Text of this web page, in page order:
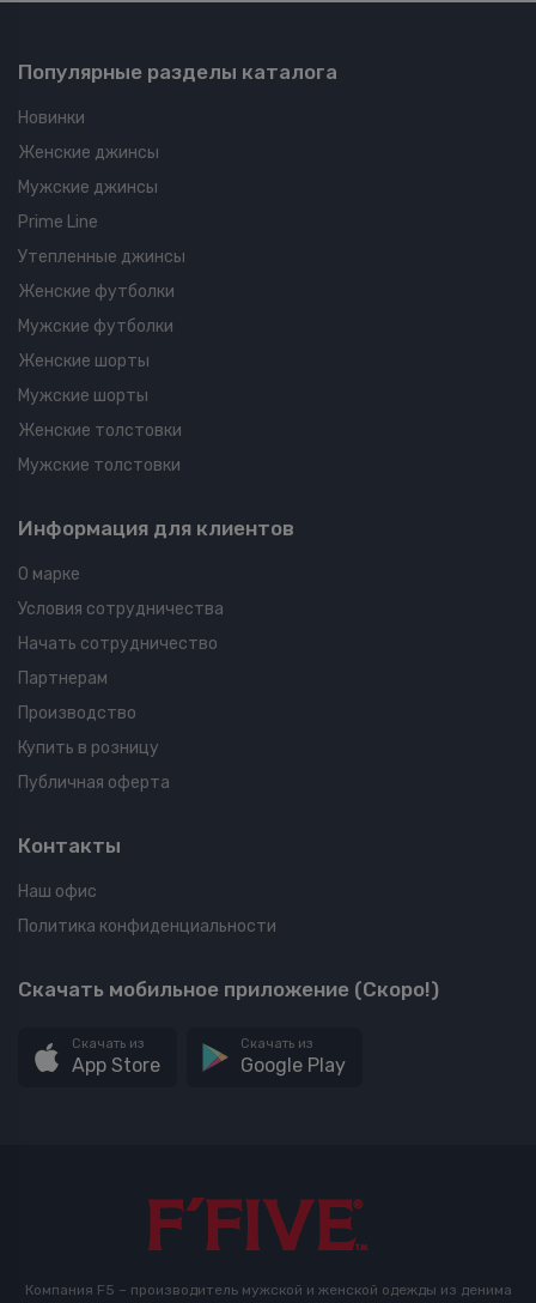
Популярные разделы каталога
Новинки
Женские джинсы
Мужские джинсы
Prime Line
Утепленные джинсы
Женские футболки
Мужские футболки
Женские шорты
Мужские шорты
Женские толстовки
Мужские толстовки
Информация для клиентов
О марке
Условия сотрудничества
Начать сотрудничество
Партнерам
Производство
Купить в розницу
Публичная оферта
Контакты
Наш офис
Политика конфиденциальности
Скачать мобильное приложение (Скоро!)
Скачать из
App Store
Скачать из
Google Play
Компания F5 – производитель мужской и женской одежды из денима